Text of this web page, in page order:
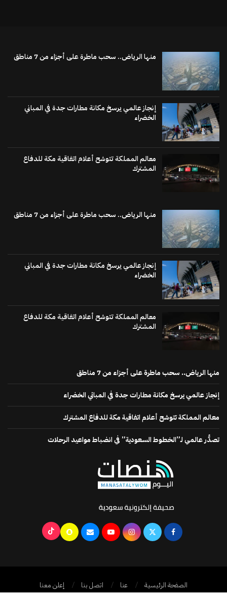
منها الرياض.. سحب ماطرة على أجزاء من 7 مناطق
إنجاز عالمي يرسخ مكانة مطارات جدة في المباني
الخضراء
معالم المملكة تتوشح أعلام اتفاقية مكة للدفاع
المشترك
منها الرياض.. سحب ماطرة على أجزاء من 7 مناطق
إنجاز عالمي يرسخ مكانة مطارات جدة في المباني
الخضراء
معالم المملكة تتوشح أعلام اتفاقية مكة للدفاع
المشترك
منها الرياض.. سحب ماطرة على أجزاء من 7 مناطق
إنجاز عالمي يرسخ مكانة مطارات جدة في المباني الخضراء
معالم المملكة تتوشح أعلام اتفاقية مكة للدفاع المشترك
تصدُّر عالمي لـ”الخطوط السعودية” في انضباط مواعيد الرحلات
الصفحة الرئيسية عنا اتصل بنا إعلن معنا